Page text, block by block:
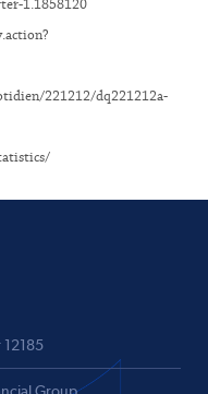
1.1858120
221212/dq221212a-
12185
Group